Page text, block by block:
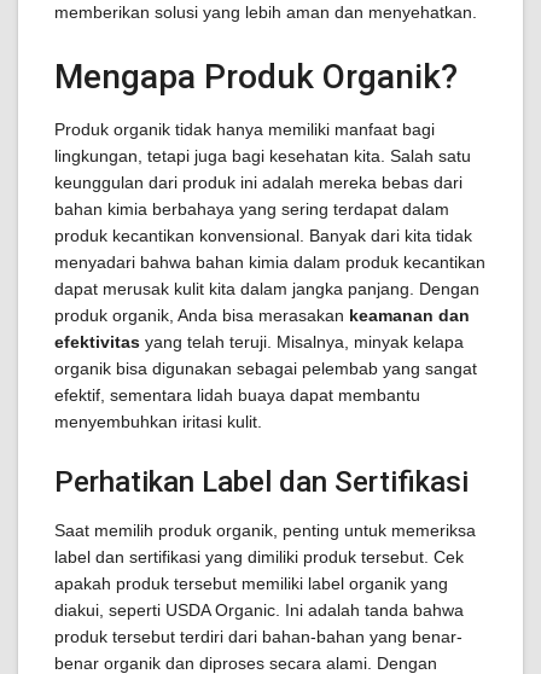
memberikan solusi yang lebih aman dan menyehatkan.
Mengapa Produk Organik?
Produk organik tidak hanya memiliki manfaat bagi
lingkungan, tetapi juga bagi kesehatan kita. Salah satu
keunggulan dari produk ini adalah mereka bebas dari
bahan kimia berbahaya yang sering terdapat dalam
produk kecantikan konvensional. Banyak dari kita tidak
menyadari bahwa bahan kimia dalam produk kecantikan
dapat merusak kulit kita dalam jangka panjang. Dengan
produk organik, Anda bisa merasakan keamanan dan
efektivitas yang telah teruji. Misalnya, minyak kelapa
organik bisa digunakan sebagai pelembab yang sangat
efektif, sementara lidah buaya dapat membantu
menyembuhkan iritasi kulit.
Perhatikan Label dan Sertifikasi
Saat memilih produk organik, penting untuk memeriksa
label dan sertifikasi yang dimiliki produk tersebut. Cek
apakah produk tersebut memiliki label organik yang
diakui, seperti USDA Organic. Ini adalah tanda bahwa
produk tersebut terdiri dari bahan-bahan yang benar-
benar organik dan diproses secara alami. Dengan